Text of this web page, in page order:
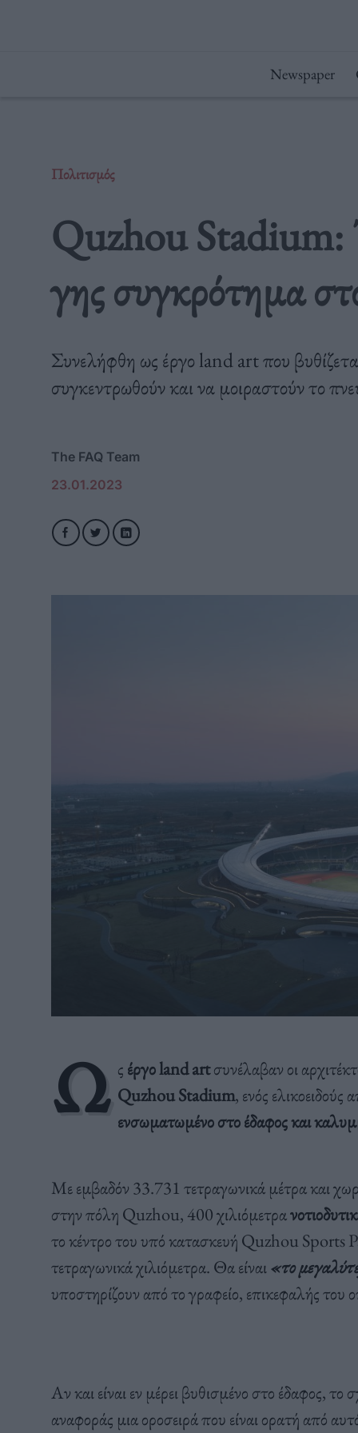
Newspaper
Πολιτισμός
Quzhou Stadium:
γης συγκρότημα
Συνελήφθη ως έργο land art που
συγκεντρωθούν και να μοιραστούν το
The FAQ Team
23.01.2023
Ω ς έργο land artσυνέλαβαν οι
Quzhou Stadium, ενός
ενσωματωμένο στο έδαφος και
Με εμβαδόν 33.731 τετραγωνικά μέτρα και
στην πόλη Quzhou, 400 χιλιόμετρα
το κέντρο του υπό κατασκευή Quzhou Sports
τετραγωνικά χιλιόμετρα. Θα είναι«το
υποστηρίζουν από το γραφείο, επικεφαλής του
Αν και είναι εν μέρει βυθισμένο στο έδαφος,
αναφοράς μια οροσειρά που είναι ορατή από